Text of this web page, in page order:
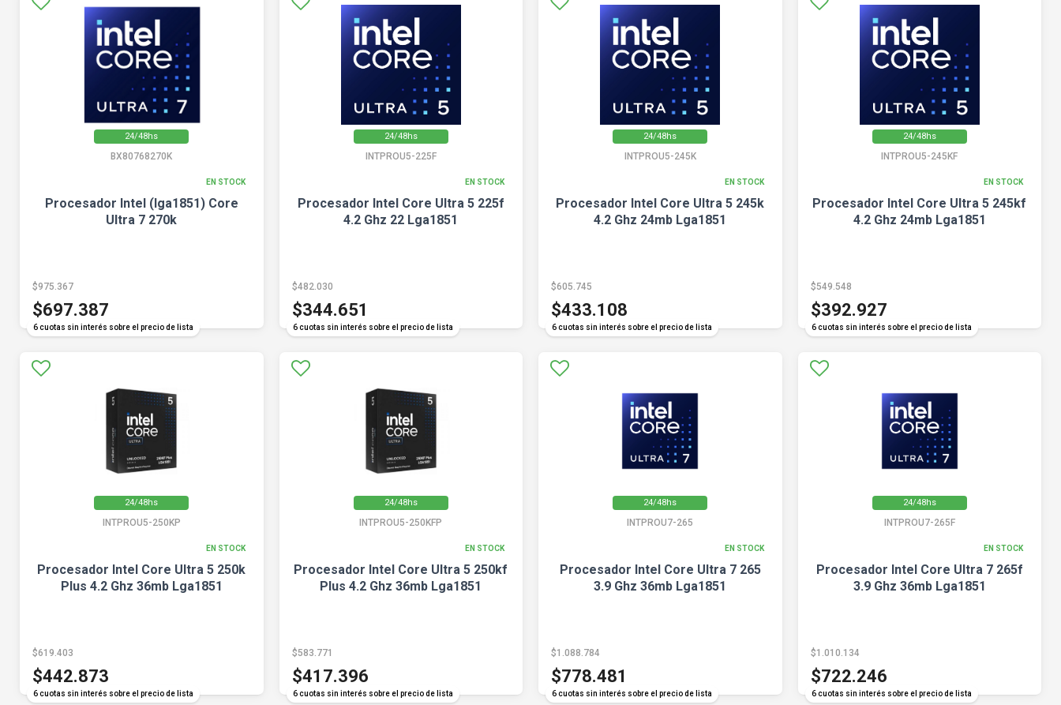
24/48hs
BX80768270K
EN STOCK
Procesador Intel (lga1851) Core
Ultra 7 270k
6 cuotas sin interés sobre el precio de lista
$975.367
$697.387
24/48hs
INTPROU5-225F
EN STOCK
Procesador Intel Core Ultra 5 225f
4.2 Ghz 22 Lga1851
6 cuotas sin interés sobre el precio de lista
$482.030
$344.651
24/48hs
INTPROU5-245K
EN STOCK
Procesador Intel Core Ultra 5 245k
4.2 Ghz 24mb Lga1851
6 cuotas sin interés sobre el precio de lista
$605.745
$433.108
24/48hs
INTPROU5-245KF
EN STOCK
Procesador Intel Core Ultra 5 245kf
4.2 Ghz 24mb Lga1851
6 cuotas sin interés sobre el precio de lista
$549.548
$392.927
24/48hs
INTPROU5-250KP
EN STOCK
Procesador Intel Core Ultra 5 250k
Plus 4.2 Ghz 36mb Lga1851
6 cuotas sin interés sobre el precio de lista
$619.403
$442.873
24/48hs
INTPROU5-250KFP
EN STOCK
Procesador Intel Core Ultra 5 250kf
Plus 4.2 Ghz 36mb Lga1851
6 cuotas sin interés sobre el precio de lista
$583.771
$417.396
24/48hs
INTPROU7-265
EN STOCK
Procesador Intel Core Ultra 7 265
3.9 Ghz 36mb Lga1851
6 cuotas sin interés sobre el precio de lista
$1.088.784
$778.481
24/48hs
INTPROU7-265F
EN STOCK
Procesador Intel Core Ultra 7 265f
3.9 Ghz 36mb Lga1851
6 cuotas sin interés sobre el precio de lista
$1.010.134
$722.246